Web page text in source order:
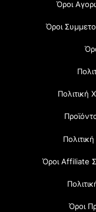
Όροι
Όροι
Πολιτική
Όροι Affiliate
Όροι